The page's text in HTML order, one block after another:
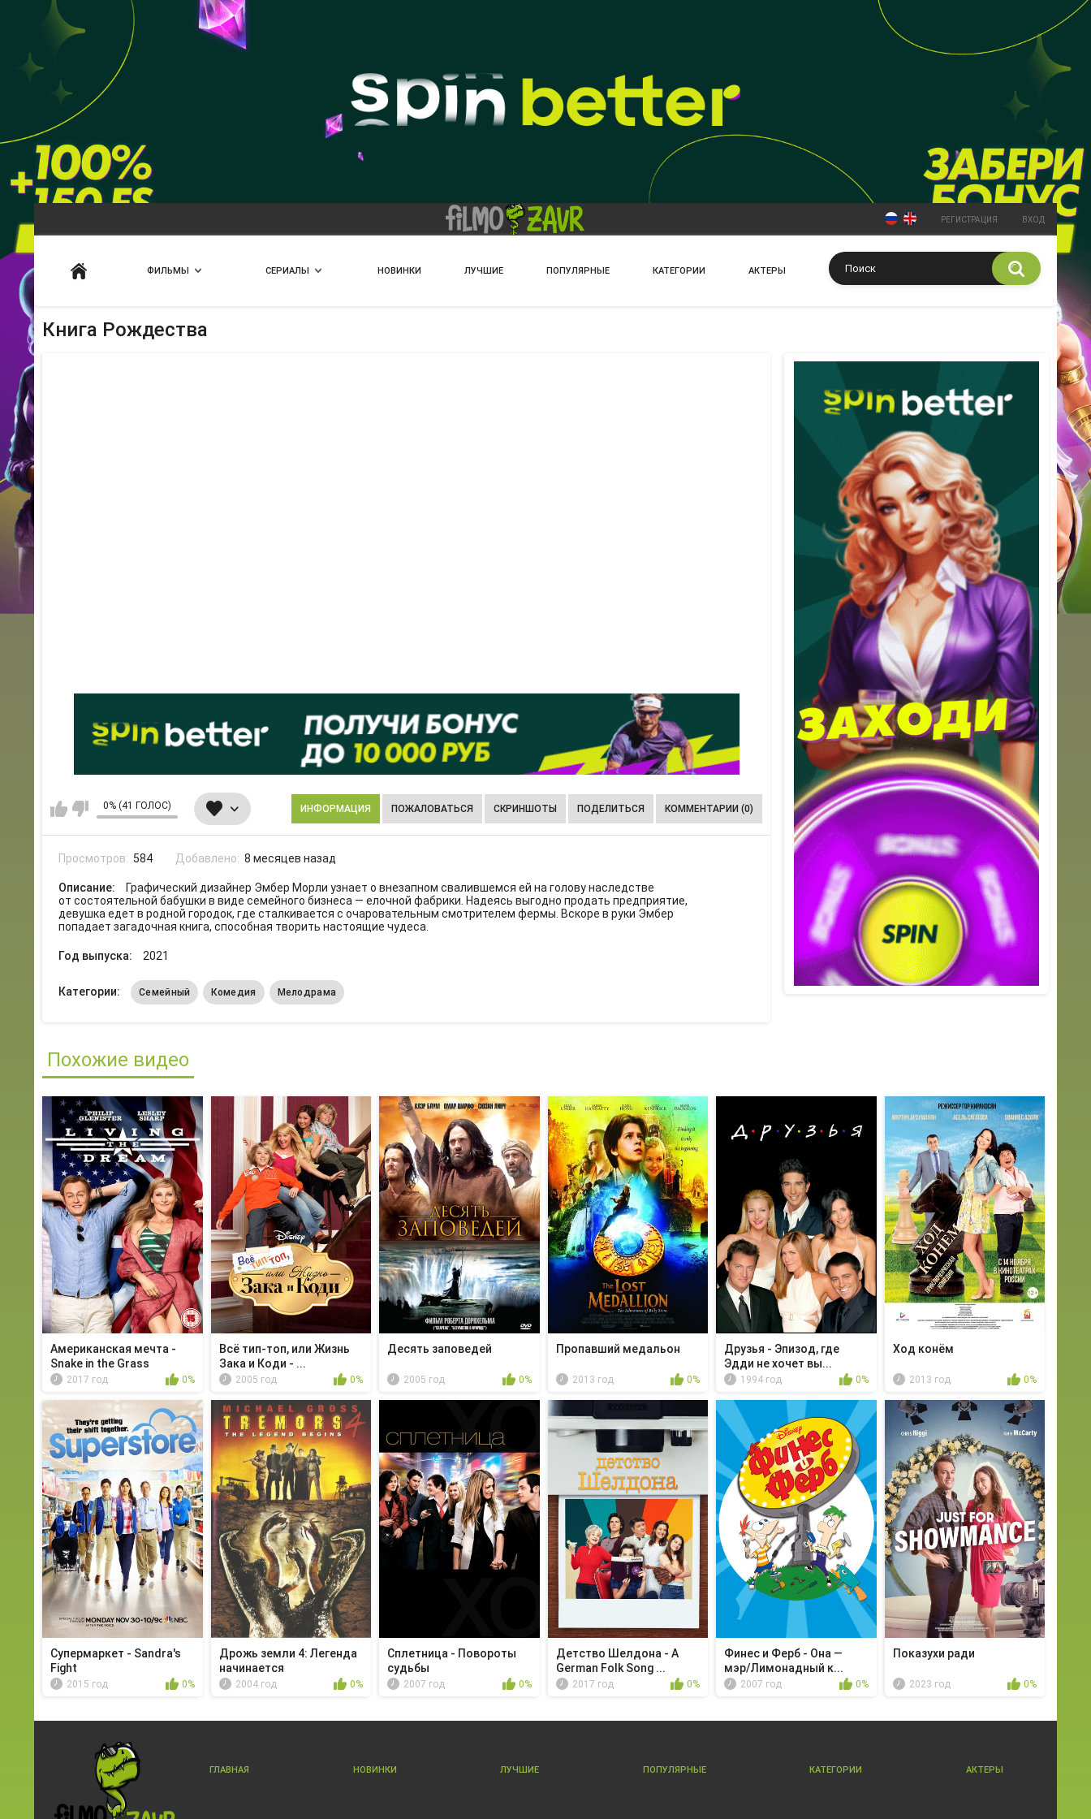
РЕГИСТРАЦИЯ ВХОД
ФИЛЬМЫ СЕРИАЛЫ НОВИНКИ ЛУЧШИЕ ПОПУЛЯРНЫЕ КАТЕГОРИИ АКТЕРЫ
Книга Рождества
0% (41 ГОЛОС) ИНФОРМАЦИЯ ПОЖАЛОВАТЬСЯ СКРИНШОТЫ ПОДЕЛИТЬСЯ КОММЕНТАРИИ (0)
Просмотров: 584 Добавлено: 8 месяцев назад
Описание:
Графический дизайнер Эмбер Морли узнает о внезапном свалившемся ей на голову наследстве
от состоятельной бабушки в виде семейного бизнеса — елочной фабрики. Надеясь выгодно продать предприятие,
девушка едет в родной городок, где сталкивается с очаровательным смотрителем фермы. Вскоре в руки Эмбер
попадает загадочная книга, способная творить настоящие чудеса.
Год выпуска: 2021
Категории: Семейный Комедия Мелодрама
Похожие видео
Американская мечта -
Snake in the Grass
2017 год 0%
Всё тип-топ, или Жизнь
Зака и Коди - ...
2005 год 0%
Десять заповедей
2005 год 0%
Пропавший медальон
2013 год 0%
Друзья - Эпизод, где
Эдди не хочет вы...
1994 год 0%
Ход конём
2013 год 0%
Супермаркет - Sandra's
Fight
2015 год 0%
Дрожь земли 4: Легенда
начинается
2004 год 0%
Сплетница - Повороты
судьбы
2007 год 0%
Детство Шелдона - A
German Folk Song ...
2017 год 0%
Финес и Ферб - Она —
мэр/Лимонадный к...
2007 год 0%
Показухи ради
2023 год 0%
ГЛАВНАЯ НОВИНКИ ЛУЧШИЕ ПОПУЛЯРНЫЕ КАТЕГОРИИ АКТЕРЫ